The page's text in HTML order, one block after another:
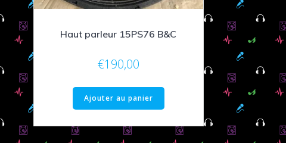
Haut parleur 15PS76 B&C
€190,00
Ajouter au panier